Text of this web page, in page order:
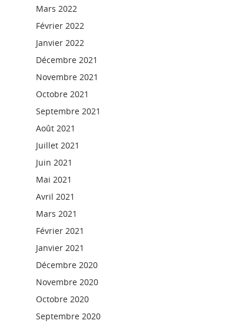
Mars 2022
Février 2022
Janvier 2022
Décembre 2021
Novembre 2021
Octobre 2021
Septembre 2021
Août 2021
Juillet 2021
Juin 2021
Mai 2021
Avril 2021
Mars 2021
Février 2021
Janvier 2021
Décembre 2020
Novembre 2020
Octobre 2020
Septembre 2020